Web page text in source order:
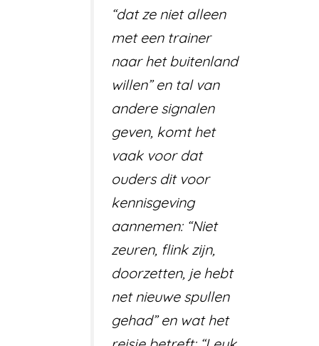
“dat ze niet alleen
met een trainer
naar het buitenland
willen” en tal van
andere signalen
geven, komt het
vaak voor dat
ouders dit voor
kennisgeving
aannemen: “Niet
zeuren, flink zijn,
doorzetten, je hebt
net nieuwe spullen
gehad” en wat het